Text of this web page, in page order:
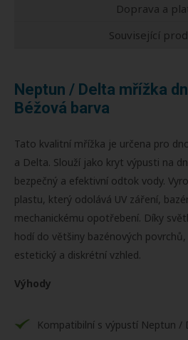
Doprava a
Související
Neptun / Delta mřížka
Béžová barva
Tato kvalitní mřížka je určena pro
a Delta. Slouží jako kryt výpusti na
bezpečný a efektivní odtok vody.
plastu, který odolává UV záření,
mechanickému opotřebení. Díky
hodí do většiny bazénových
estetický a diskrétní vzhled.
Výhody
Kompatibilní s výpustí Neptun /